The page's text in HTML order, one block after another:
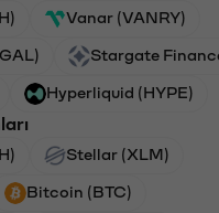
Vanar (VANRY)
Stargate
Hyperliquid (HYPE)
Stellar (XLM)
Bitcoin (BTC)